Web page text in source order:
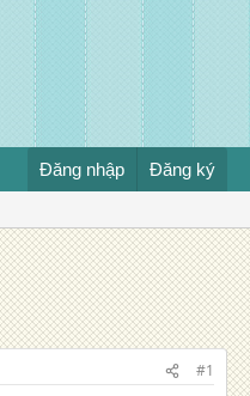
Đăng nhập Đăng ký
#1